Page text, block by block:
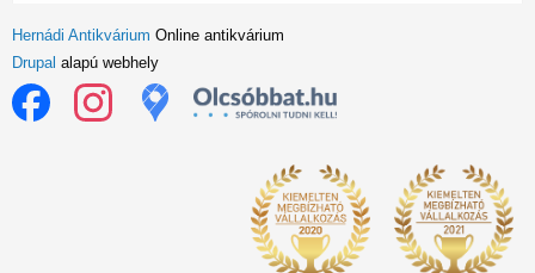
Hernádi Antikvárium Online antikvárium
Drupal alapú webhely